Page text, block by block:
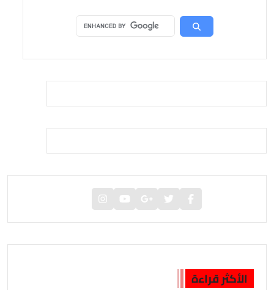
الأكثر قراءة